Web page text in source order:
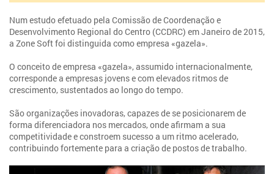
Num estudo efetuado pela Comissão de Coordenação e
Desenvolvimento Regional do Centro (CCDRC) em Janeiro de 2015,
a Zone Soft foi distinguida como empresa «gazela».
O conceito de empresa «gazela», assumido internacionalmente,
corresponde a empresas jovens e com elevados ritmos de
crescimento, sustentados ao longo do tempo.
São organizações inovadoras, capazes de se posicionarem de
forma diferenciadora nos mercados, onde afirmam a sua
competitividade e constroem sucesso a um ritmo acelerado,
contribuindo fortemente para a criação de postos de trabalho.